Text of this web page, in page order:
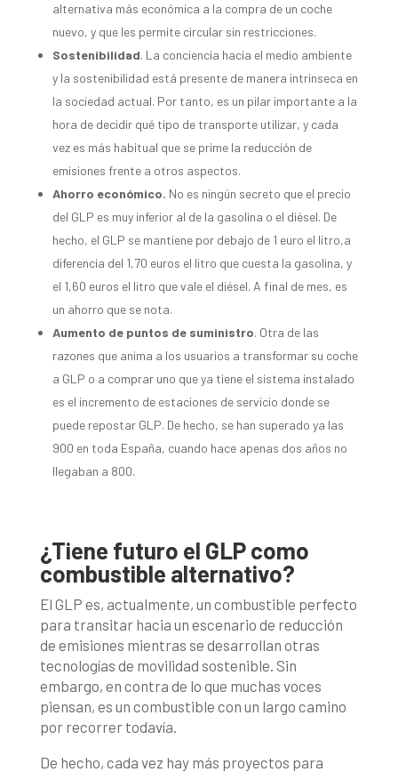
alternativa más económica a la compra de un coche
nuevo, y que les permite circular sin restricciones.
Sostenibilidad. La conciencia hacia el medio ambiente
y la sostenibilidad está presente de manera intrínseca en
la sociedad actual. Por tanto, es un pilar importante a la
hora de decidir qué tipo de transporte utilizar, y cada
vez es más habitual que se prime la reducción de
emisiones frente a otros aspectos.
Ahorro económico. No es ningún secreto que el precio
del GLP es muy inferior al de la gasolina o el diésel. De
hecho, el GLP se mantiene por debajo de 1 euro el litro,a
diferencia del 1,70 euros el litro que cuesta la gasolina, y
el 1,60 euros el litro que vale el diésel. A final de mes, es
un ahorro que se nota.
Aumento de puntos de suministro. Otra de las
razones que anima a los usuarios a transformar su coche
a GLP o a comprar uno que ya tiene el sistema instalado
es el incremento de estaciones de servicio donde se
puede repostar GLP. De hecho, se han superado ya las
900 en toda España, cuando hace apenas dos años no
llegaban a 800.
¿Tiene futuro el GLP como
combustible alternativo?
El GLP es, actualmente, un combustible perfecto
para transitar hacia un escenario de reducción
de emisiones mientras se desarrollan otras
tecnologías de movilidad sostenible. Sin
embargo, en contra de lo que muchas voces
piensan, es un combustible con un largo camino
por recorrer todavía.
De hecho, cada vez hay más proyectos para